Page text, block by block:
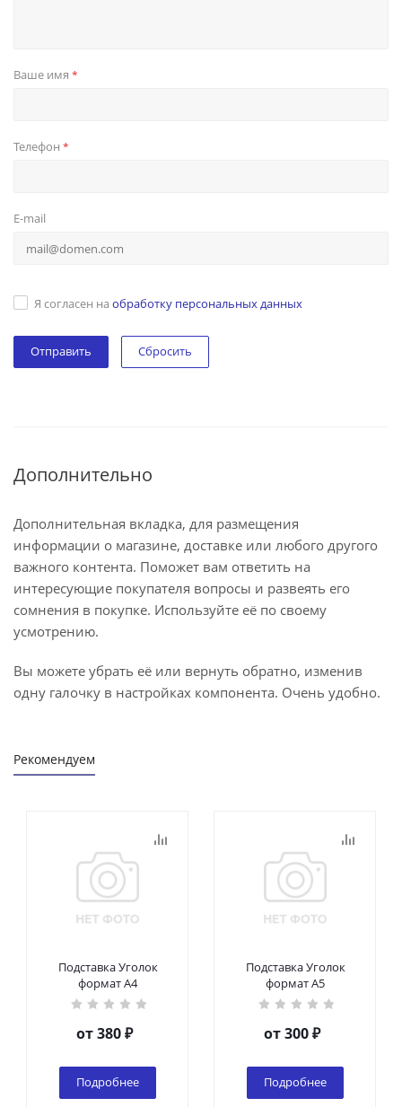
Ваше имя *
Телефон *
E-mail
Я согласен на обработку персональных данных
Сбросить
Дополнительно
Дополнительная вкладка, для размещения
информации о магазине, доставке или любого другого
важного контента. Поможет вам ответить на
интересующие покупателя вопросы и развеять его
сомнения в покупке. Используйте её по своему
усмотрению.
Вы можете убрать её или вернуть обратно, изменив
одну галочку в настройках компонента. Очень удобно.
Рекомендуем
Подставка Уголок
формат А4
от380 ₽
Подробнее
Подставка Уголок
формат А5
от300 ₽
Подробнее